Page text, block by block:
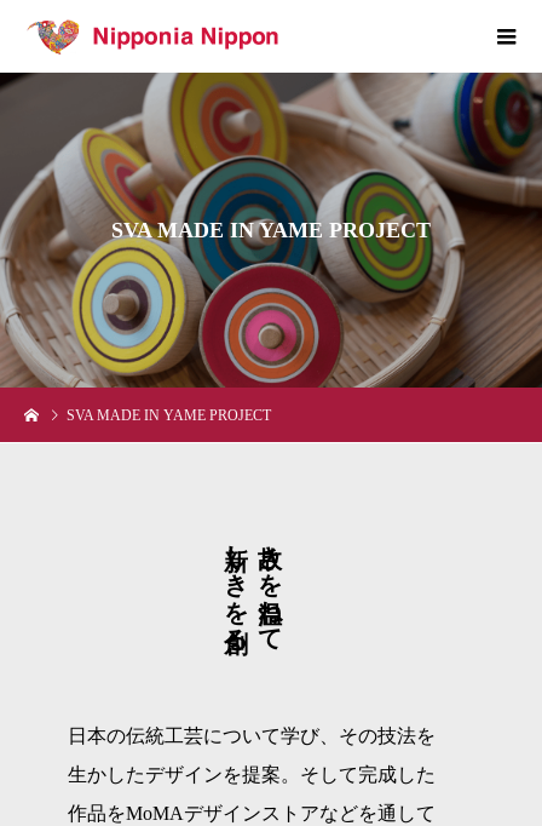
SVA MADE IN YAME PROJECT
SVA MADE IN YAME PROJECT
故きを温ねて
新しきを創る
日本の伝統工芸について学び、その技法を
生かしたデザインを提案。そして完成した
作品をMoMAデザインストアなどを通して